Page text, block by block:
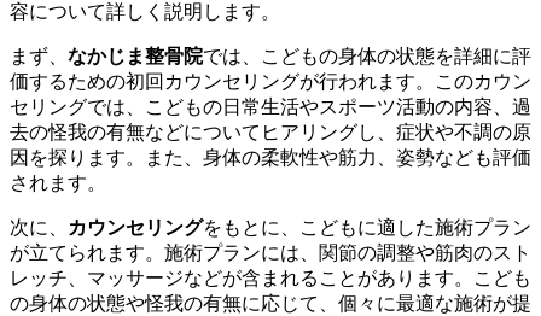
容について詳しく説明します。
まず、 なかじま整骨院では、こどもの身体の状態を詳細に評
価するための初回カウンセリングが行われます。このカウン
セリングでは、こどもの日常生活やスポーツ活動の内容、過
去の怪我の有無などについてヒアリングし、症状や不調の原
因を探ります。また、身体の柔軟性や筋力、姿勢なども評価
されます。
次に、 カウンセリングをもとに、こどもに適した施術プラン
が立てられます。施術プランには、関節の調整や筋肉のスト
レッチ、マッサージなどが含まれることがあります。こども
の身体の状態や怪我の有無に応じて、個々に最適な施術が提